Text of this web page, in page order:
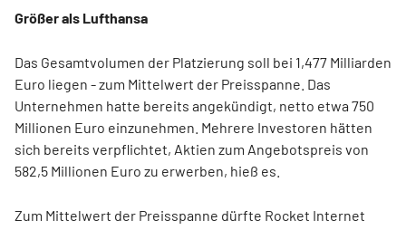
Größer als Lufthansa
Das Gesamtvolumen der Platzierung soll bei 1,477 Milliarden
Euro liegen - zum Mittelwert der Preisspanne. Das
Unternehmen hatte bereits angekündigt, netto etwa 750
Millionen Euro einzunehmen. Mehrere Investoren hätten
sich bereits verpflichtet, Aktien zum Angebotspreis von
582,5 Millionen Euro zu erwerben, hieß es.
Zum Mittelwert der Preisspanne dürfte Rocket Internet